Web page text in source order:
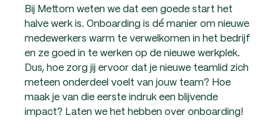
Bij Mettom weten we dat een goede start het
halve werk is. Onboarding is dé manier om nieuwe
medewerkers warm te verwelkomen in het bedrijf
en ze goed in te werken op de nieuwe werkplek.
Dus, hoe zorg jij ervoor dat je nieuwe teamlid zich
meteen onderdeel voelt van jouw team? Hoe
maak je van die eerste indruk een blijvende
impact? Laten we het hebben over onboarding!